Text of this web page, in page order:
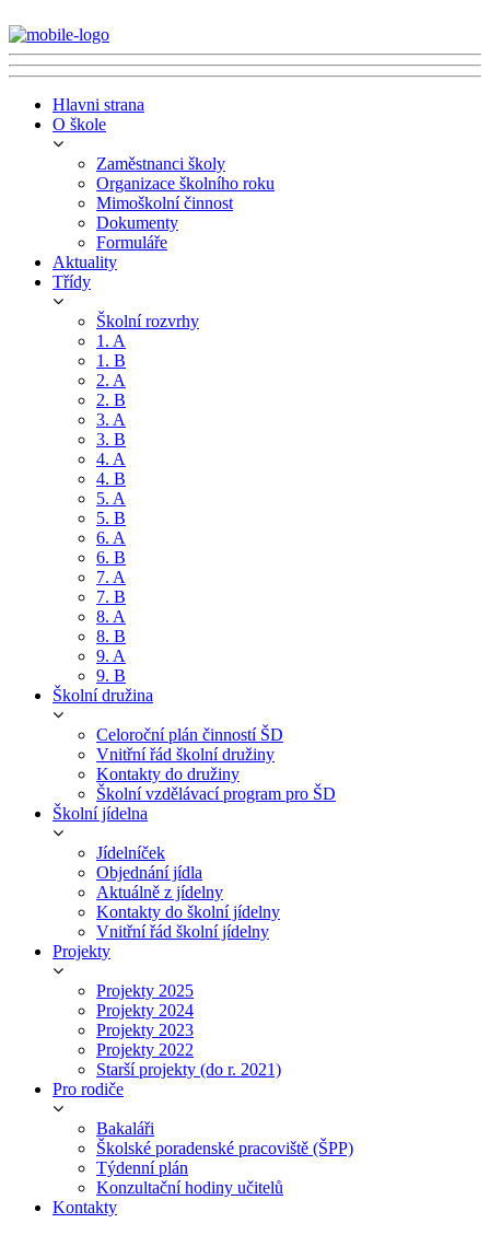
Hlavni strana
O škole
Zaměstnanci školy
Organizace školního roku
Mimoškolní činnost
Dokumenty
Formuláře
Aktuality
Třídy
Školní rozvrhy
1. A
1. B
2. A
2. B
3. A
3. B
4. A
4. B
5. A
5. B
6. A
6. B
7. A
7. B
8. A
8. B
9. A
9. B
Školní družina
Celoroční plán činností ŠD
Vnitřní řád školní družiny
Kontakty do družiny
Školní vzdělávací program pro ŠD
Školní jídelna
Jídelníček
Objednání jídla
Aktuálně z jídelny
Kontakty do školní jídelny
Vnitřní řád školní jídelny
Projekty
Projekty 2025
Projekty 2024
Projekty 2023
Projekty 2022
Starší projekty (do r. 2021)
Pro rodiče
Bakaláři
Školské poradenské pracoviště (ŠPP)
Týdenní plán
Konzultační hodiny učitelů
Kontakty